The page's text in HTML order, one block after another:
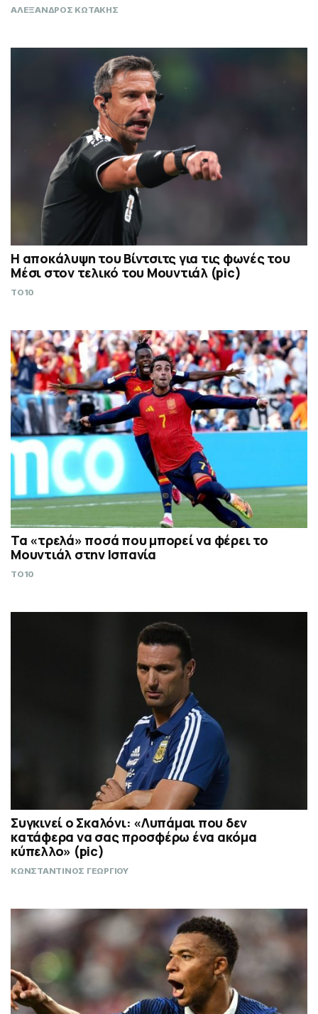
ΑΛΕΞΑΝΔΡΟΣ ΚΩΤΑΚΗΣ
Η αποκάλυψη του Βίντσιτς για τις φωνές του
Μέσι στον τελικό του Μουντιάλ (pic)
TO10
Τα «τρελά» ποσά που μπορεί να φέρει το
Μουντιάλ στην Ισπανία
TO10
Συγκινεί ο Σκαλόνι: «Λυπάμαι που δεν
κατάφερα να σας προσφέρω ένα ακόμα
κύπελλο» (pic)
ΚΩΝΣΤΑΝΤΙΝΟΣ ΓΕΩΡΓΙΟΥ